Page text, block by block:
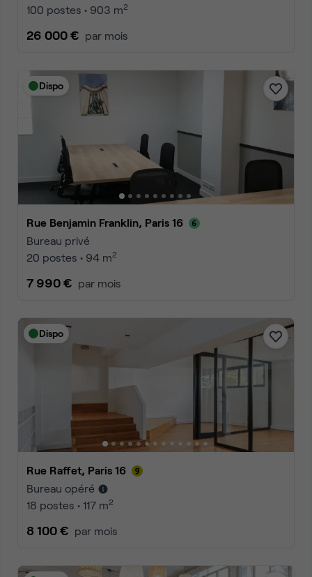
100 postes • 903 m2
26 000 € par mois
Dispo
Rue Benjamin Franklin, Paris 16
Bureau privé
20 postes • 94 m2
7 990 € par mois
Dispo
Rue Raffet, Paris 16
Bureau opéré
18 postes • 117 m2
8 100 € par mois